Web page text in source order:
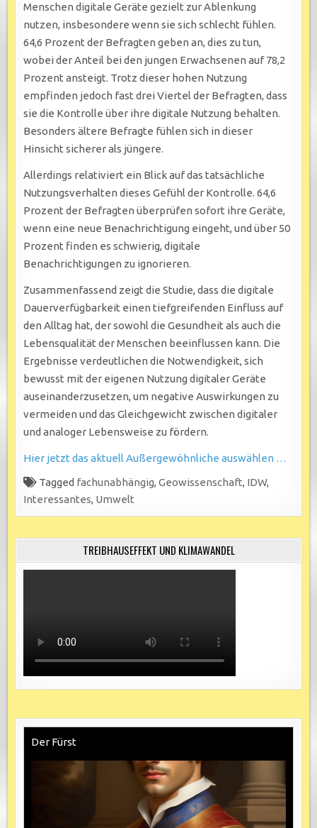
Menschen digitale Geräte gezielt zur Ablenkung
nutzen, insbesondere wenn sie sich schlecht fühlen.
64,6 Prozent der Befragten geben an, dies zu tun,
wobei der Anteil bei den jungen Erwachsenen auf 78,2
Prozent ansteigt. Trotz dieser hohen Nutzung
empfinden jedoch fast drei Viertel der Befragten, dass
sie die Kontrolle über ihre digitale Nutzung behalten.
Besonders ältere Befragte fühlen sich in dieser
Hinsicht sicherer als jüngere.
Allerdings relativiert ein Blick auf das tatsächliche
Nutzungsverhalten dieses Gefühl der Kontrolle. 64,6
Prozent der Befragten überprüfen sofort ihre Geräte,
wenn eine neue Benachrichtigung eingeht, und über 50
Prozent finden es schwierig, digitale
Benachrichtigungen zu ignorieren.
Zusammenfassend zeigt die Studie, dass die digitale
Dauerverfügbarkeit einen tiefgreifenden Einfluss auf
den Alltag hat, der sowohl die Gesundheit als auch die
Lebensqualität der Menschen beeinflussen kann. Die
Ergebnisse verdeutlichen die Notwendigkeit, sich
bewusst mit der eigenen Nutzung digitaler Geräte
auseinanderzusetzen, um negative Auswirkungen zu
vermeiden und das Gleichgewicht zwischen digitaler
und analoger Lebensweise zu fördern.
Hier jetzt das aktuell Außergewöhnliche auswählen …
Tagged fachunabhängig,Geowissenschaft, IDW,
Interessantes, Umwelt
TREIBHAUSEFFEKT UND KLIMAWANDEL
Der Fürst